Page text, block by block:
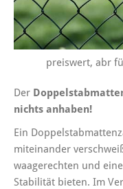
preiswert, abr
Der
nichts anhaben!
Ein
miteinander
waagerechten und
Stabilität bieten. Im